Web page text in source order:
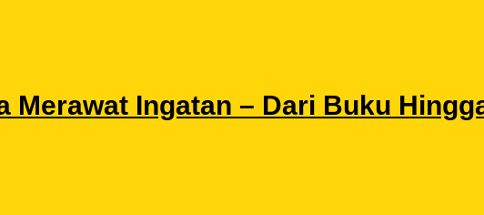
Ingatan – Dari Buku